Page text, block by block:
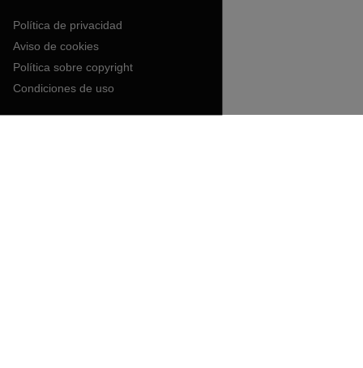
Política de privacidad
Aviso de cookies
Política sobre copyright
Condiciones de uso